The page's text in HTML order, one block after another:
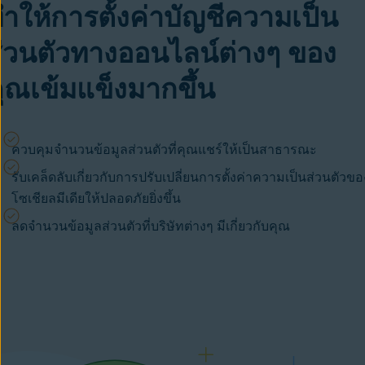
ให้การตั้งค่าบัญชีความเป็น
นตัวทางออนไลน์ต่างๆ ของ
เข้มแข็งมากขึ้น
ควบคุมจำนวนข้อมูลส่วนตัวที่คุณแชร์ให้เป็นสาธารณะ
รับเคล็ดลับเกี่ยวกับการปรับเปลี่ยนการตั้งค่าความเป็นส่วนตัวขอ
โซเชียลมีเดียให้ปลอดภัยยิ่งขึ้น
ลดจำนวนข้อมูลส่วนตัวที่บริษัทต่างๆ มีเกี่ยวกับคุณ